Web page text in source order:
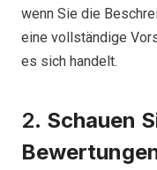
wenn Sie die
eine vollständige
es sich handelt.
2. Schauen